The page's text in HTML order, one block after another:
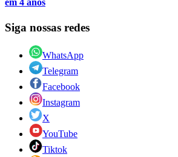
em 4 anos
Siga nossas redes
WhatsApp
Telegram
Facebook
Instagram
X
YouTube
Tiktok